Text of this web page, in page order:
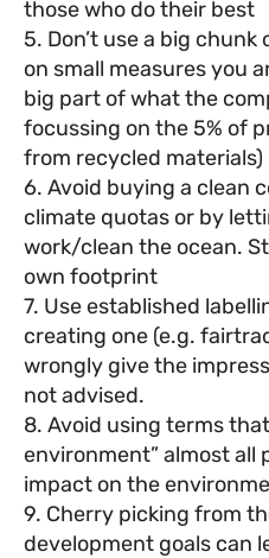
those who do their best
5. Don’t use a big
on small measures you
big part of what the
focussing on the 5% of
from recycled materials)
6. Avoid buying a clean
climate quotas or by
work/clean the ocean.
own footprint
7. Use established
creating one (e.g.
wrongly give the
not advised.
8. Avoid using terms
environment” almost all
impact on the
9. Cherry picking from
development goals can